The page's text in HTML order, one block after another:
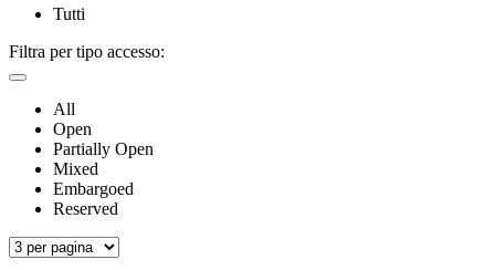
Tutti
Filtra per tipo accesso:
All
Open
Partially Open
Mixed
Embargoed
Reserved